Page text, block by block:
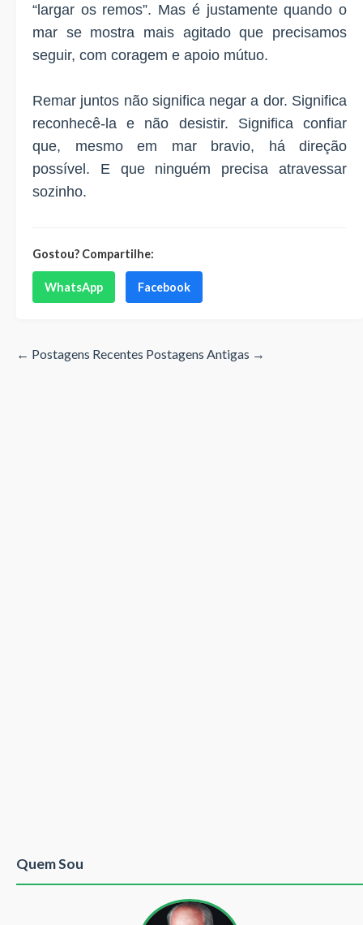
“largar os remos”. Mas é justamente quando o
mar se mostra mais agitado que precisamos
seguir, com coragem e apoio mútuo.
Remar juntos não significa negar a dor. Significa
reconhecê-la e não desistir. Significa confiar
que, mesmo em mar bravio, há direção
possível. E que ninguém precisa atravessar
sozinho.
Gostou? Compartilhe:
WhatsApp Facebook
← Postagens Recentes Postagens Antigas →
Quem Sou